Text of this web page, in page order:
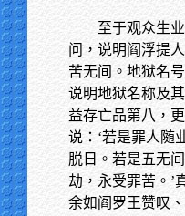
至于观众生
问，说明阎浮提
苦无间。地狱名
说明地狱名称及
益存亡品第八，
说：‘若是罪人随
脱日。若是五无
劫，永受罪苦。’
余如阎罗王赞叹